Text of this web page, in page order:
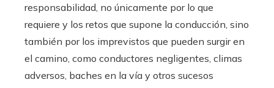
responsabilidad, no únicamente por lo que
requiere y los retos que supone la conducción, sino
también por los imprevistos que pueden surgir en
el camino, como conductores negligentes, climas
adversos, baches en la vía y otros sucesos